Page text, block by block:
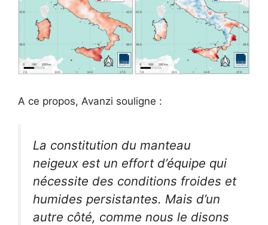
A ce propos, Avanzi souligne :
La constitution du manteau
neigeux est un effort d’équipe qui
nécessite des conditions froides et
humides persistantes. Mais d’un
autre côté, comme nous le disons